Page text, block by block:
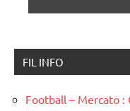
FIL INFO
Football – Mercato :